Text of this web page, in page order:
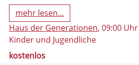
mehr lesen...
Haus der Generationen, 09:00 Uhr
Kinder und Jugendliche
kostenlos